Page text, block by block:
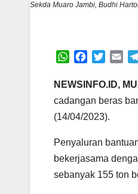
Sekda Muaro Jambi, Budhi
W
a
A
p
c
o
k
i
e
a
NEWSINFO.ID,
cadangan beras
(14/04/2023).
Penyaluran
bekerjasama
sebanyak 155 ton